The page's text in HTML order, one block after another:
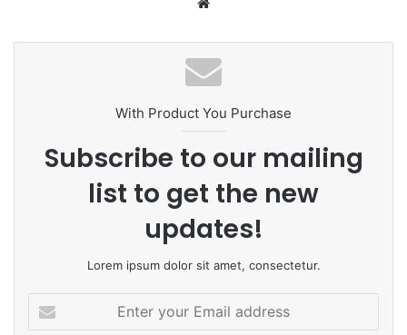
te
With Product You Purchase
Subscribe to our mailing
list to get the new
updates!
Lorem ipsum dolor sit amet, consectetur.